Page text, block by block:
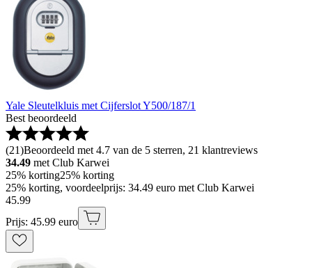
Yale Sleutelkluis met Cijferslot Y500/187/1
Best beoordeeld
(21)Beoordeeld met 4.7 van de 5 sterren, 21 klantreviews
34.49 met Club Karwei
25% korting25% korting
25% korting, voordeelprijs: 34.49 euro met Club Karwei
45.99
Prijs: 45.99 euro